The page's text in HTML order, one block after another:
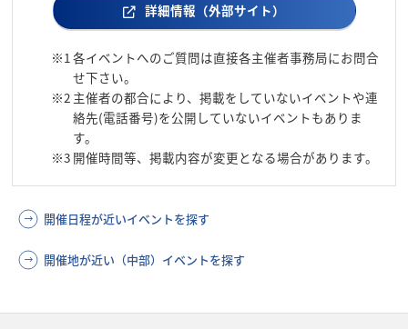
詳細情報（外部サイト）
※1各イベントへのご質問は直接各主催者事務局にお問合
せ下さい。
※2 主催者の都合により、掲載をしていないイベントや連
絡先(電話番号)を公開していないイベントもありま
す。
※3 開催時間等、掲載内容が変更となる場合があります。
開催日程が近いイベントを探す
開催地が近い（中部）イベントを探す